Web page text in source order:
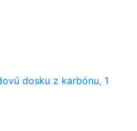
dosku z karbónu, 1